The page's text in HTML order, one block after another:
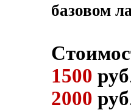
базовом
1500 руб
2000 руб